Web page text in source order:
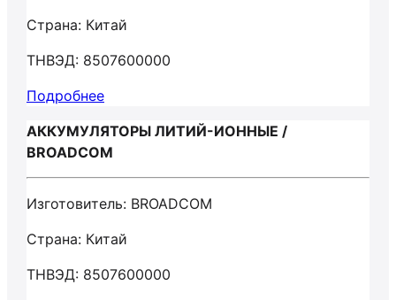
Страна: Китай
ТНВЭД: 8507600000
Подробнее
АККУМУЛЯТОРЫ ЛИТИЙ-ИОННЫЕ /
BROADCOM
Изготовитель: BROADCOM
Страна: Китай
ТНВЭД: 8507600000